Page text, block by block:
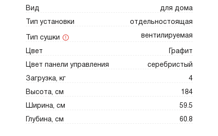
Общая вместимость достигает 4 кг белья,
что эквивалентно 16 метрам развешивания.
Эффективность работы обеспечивает
нагревательный элемент мощностью 1500
Вт, создающий стабильный поток теплого
воздуха. Производительный вентилятор
(180 м³/ч) гарантирует быструю циркуляцию и
испарение влаги со скоростью до 17 г/мин.
Экономичные автоматические программы
Вид для дома
Тип установки отдельностоящая
Тип сушки вентилируемая
Цвет Графит
Цвет панели управления серебристый
Загрузка, кг 4
Высота, см 184
Ширина, см 59.5
Глубина, см 60.8